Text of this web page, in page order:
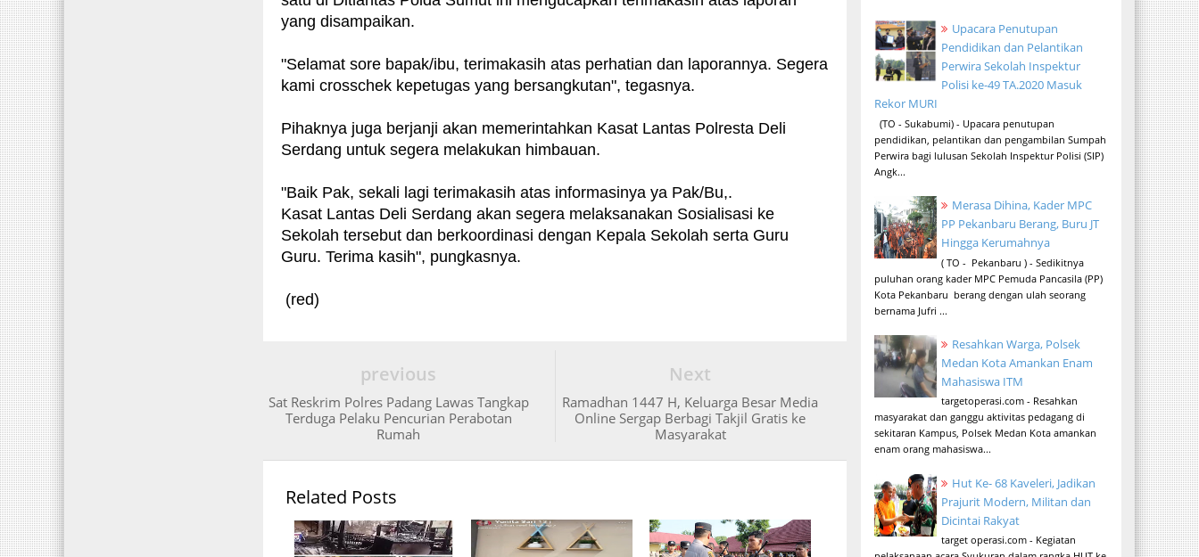
yang disampaikan.
"Selamat sore bapak/ibu, terimakasih atas perhatian dan laporannya. Segera
kami crosschek kepetugas yang bersangkutan", tegasnya.
Pihaknya juga berjanji akan memerintahkan Kasat Lantas Polresta Deli
Serdang untuk segera melakukan himbauan.
"Baik Pak, sekali lagi terimakasih atas informasinya ya Pak/Bu,.
Kasat Lantas Deli Serdang akan segera melaksanakan Sosialisasi ke
Sekolah tersebut dan berkoordinasi dengan Kepala Sekolah serta Guru
Guru. Terima kasih", pungkasnya.
(red)
Next
Ramadhan 1447 H, Keluarga Besar Media
Online Sergap Berbagi Takjil Gratis ke
Masyarakat
previous
Sat Reskrim Polres Padang Lawas Tangkap
Terduga Pelaku Pencurian Perabotan
Rumah
Related Posts
Upacara Penutupan
Pendidikan dan Pelantikan
Perwira Sekolah Inspektur
Polisi ke-49 TA.2020 Masuk
Rekor MURI
(TO - Sukabumi) - Upacara penutupan
pendidikan, pelantikan dan pengambilan Sumpah
Perwira bagi lulusan Sekolah Inspektur Polisi (SIP)
Angk...
Merasa Dihina, Kader MPC
PP Pekanbaru Berang, Buru JT
Hingga Kerumahnya
( TO - Pekanbaru ) - Sedikitnya
puluhan orang kader MPC Pemuda Pancasila (PP)
Kota Pekanbaru berang dengan ulah seorang
bernama Jufri ...
Resahkan Warga, Polsek
Medan Kota Amankan Enam
Mahasiswa ITM
targetoperasi.com - Resahkan
masyarakat dan ganggu aktivitas pedagang di
sekitaran Kampus, Polsek Medan Kota amankan
enam orang mahasiswa...
Hut Ke- 68 Kaveleri, Jadikan
Prajurit Modern, Militan dan
Dicintai Rakyat
target operasi.com - Kegiatan